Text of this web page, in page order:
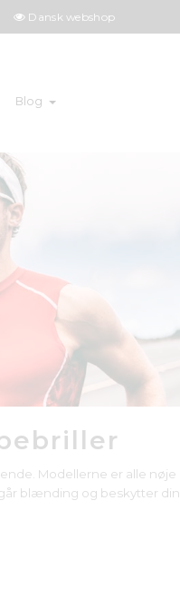
Dansk webshop
Blog
Modellerne er alle
blænding og beskytter